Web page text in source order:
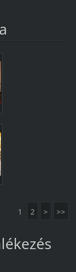
1 2 > >>